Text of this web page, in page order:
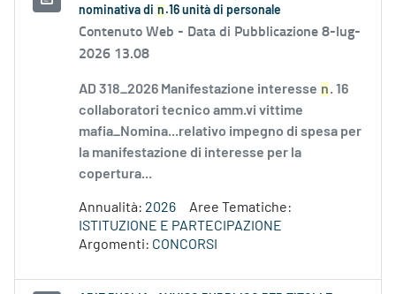
nominativa di n .16 unità di personale
Contenuto Web - Data di Pubblicazione 8-lug-
2026 13.08
AD 318_2026 Manifestazione interesse n. 16
collaboratori tecnico amm.vi vittime
mafia_Nomina...relativo impegno di spesa per
la manifestazione di interesse per la
copertura...
Annualità: 2026
Aree Tematiche:
ISTITUZIONE E PARTECIPAZIONE
Argomenti: CONCORSI